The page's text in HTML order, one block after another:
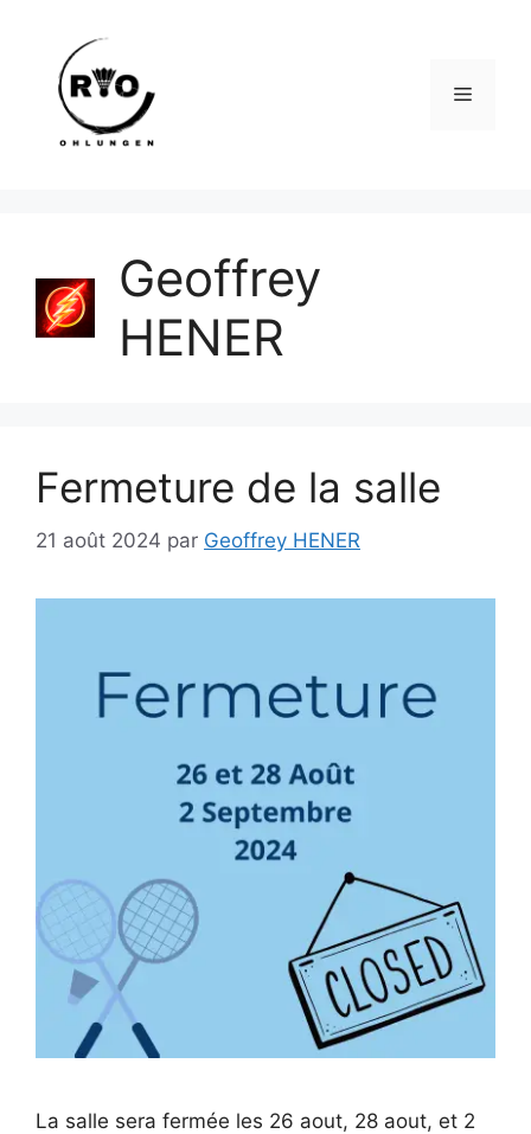
contenu
Menu
Geoffrey
HENER
Fermeture de la salle
21 août 2024 par Geoffrey HENER
La salle sera fermée les 26 aout, 28 aout, et 2